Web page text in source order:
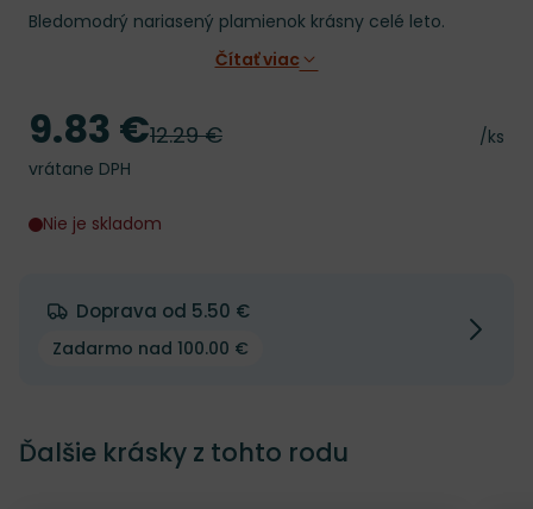
Bledomodrý nariasený plamienok krásny celé leto.
Čítať viac
Pôvodná cena
12.29 € Cena
/ks
Cena
9.83 €
vrátane DPH
Nie je skladom
Doprava od 5.50 €
Zadarmo nad 100.00 €
Ďalšie krásky z tohto rodu